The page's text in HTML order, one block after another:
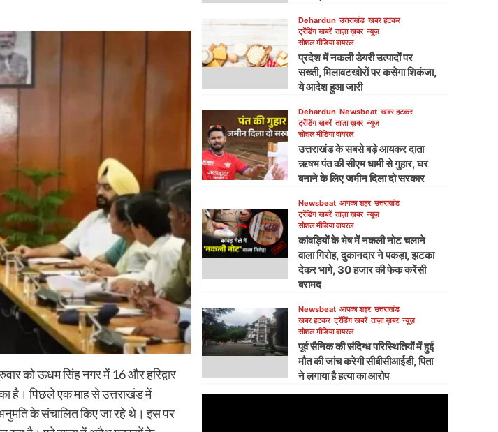
को ऊधम सिंह नगर में 16 और हरिद्वार
है। पिछले एक माह से उत्तराखंड में
अनुमति के संचालित किए जा रहे थे। इस पर
Dehardun उत्तराखंड खबर हटकर
ट्रेंडिंग खबरें ताज़ा ख़बर न्यूज़
सोशल मीडिया वायरल
प्रदेश में नकली डेयरी उत्पादों पर
सख्ती, मिलावटखोरों पर कसेगा शिकंजा,
ये आदेश हुआ जारी
Dehardun Newsbeat खबर हटकर
ट्रेंडिंग खबरें ताज़ा ख़बर न्यूज़
सोशल मीडिया वायरल
उत्तराखंड के सबसे बड़े आयकर दाता
ऋषभ पंत की सीएम धामी से गुहार, घर
बनाने के लिए जमीन दिला दो सरकार
Newsbeat आपका शहर उत्तराखंड
ट्रेंडिंग खबरें ताज़ा ख़बर न्यूज़
सोशल मीडिया वायरल
कांवड़ियों के भेष में नकली नोट चलाने
वाला गिरोह, दुकानदार ने पकड़ा, झटका
देकर भागे, 30 हजार की फेक करेंसी
बरामद
Newsbeat आपका शहर उत्तराखंड
खबर हटकर ट्रेंडिंग खबरें ताज़ा ख़बर न्यूज़
सोशल मीडिया वायरल
पूर्व सैनिक की संदिग्ध परिस्थितियों में हुई
मौत की जांच करेगी सीबीसीआईडी, पिता
ने लगाया है हत्या का आरोप